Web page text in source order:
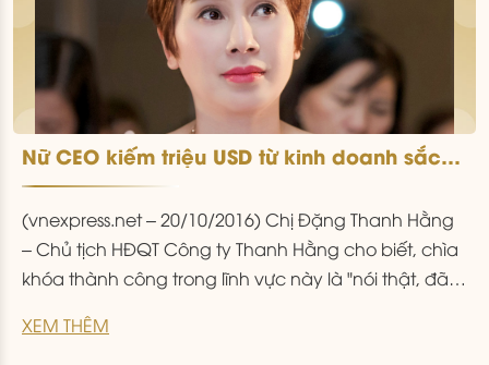
Nữ CEO kiếm triệu USD từ kinh doanh sắc
đẹp
(vnexpress.net – 20/10/2016) Chị Đặng Thanh Hằng
– Chủ tịch HĐQT Công ty Thanh Hằng cho biết, chìa
khóa thành công trong lĩnh vực này là "nói thật, đã
đầu 2010, sau 6 năm, chị Đặng Thanh Hằng có 2 cơ
XEM THÊM